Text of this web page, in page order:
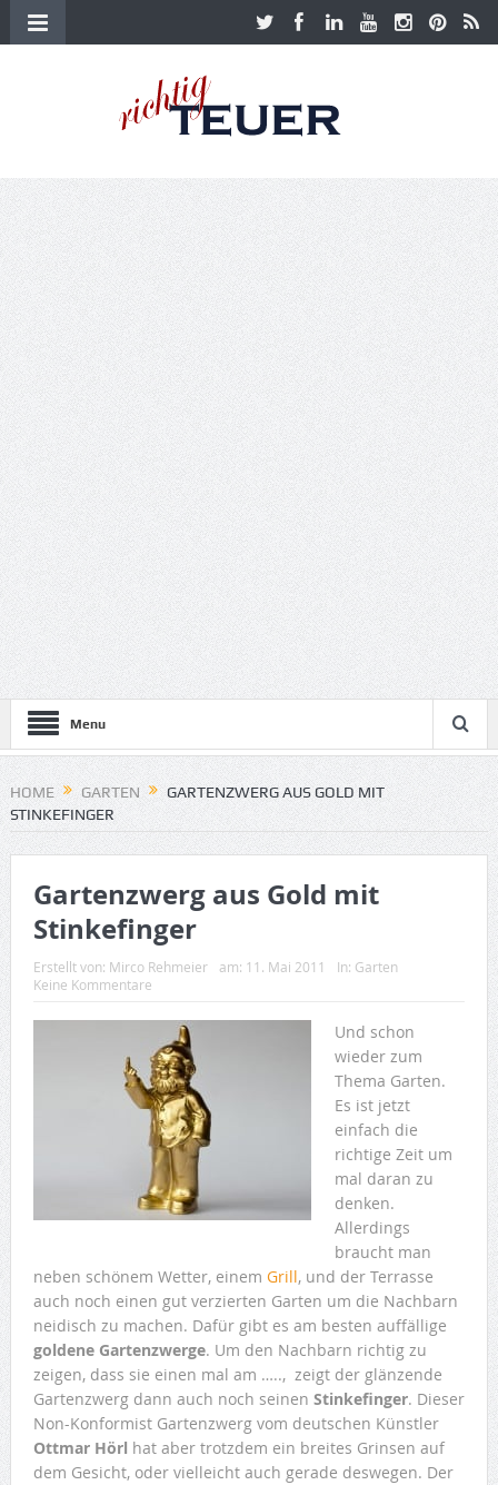
Menu
HOME GARTEN
GARTENZWERG AUS GOLD MIT
STINKEFINGER
Gartenzwerg aus Gold mit
Stinkefinger
Erstellt von: Mirco Rehmeier am: 11. Mai 2011 In: Garten
Keine Kommentare
Und schon
wieder zum
Thema Garten.
Es ist jetzt
einfach die
richtige Zeit um
mal daran zu
denken.
Allerdings
braucht man
neben schönem Wetter, einem Grill, und der Terrasse
auch noch einen gut verzierten Garten um die Nachbarn
neidisch zu machen. Dafür gibt es am besten auffällige
goldene Gartenzwerge. Um den Nachbarn richtig zu
zeigen, dass sie einen mal am ….., zeigt der glänzende
Gartenzwerg dann auch noch seinen Stinkefinger. Dieser
Non-Konformist Gartenzwerg vom deutschen Künstler
Ottmar Hörl hat aber trotzdem ein breites Grinsen auf
dem Gesicht, oder vielleicht auch gerade deswegen. Der